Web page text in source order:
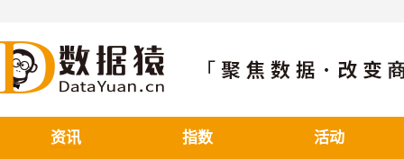
数据猿
资讯 指数 活动